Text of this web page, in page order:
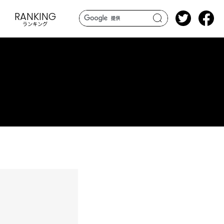
search
RANKING
ランキング